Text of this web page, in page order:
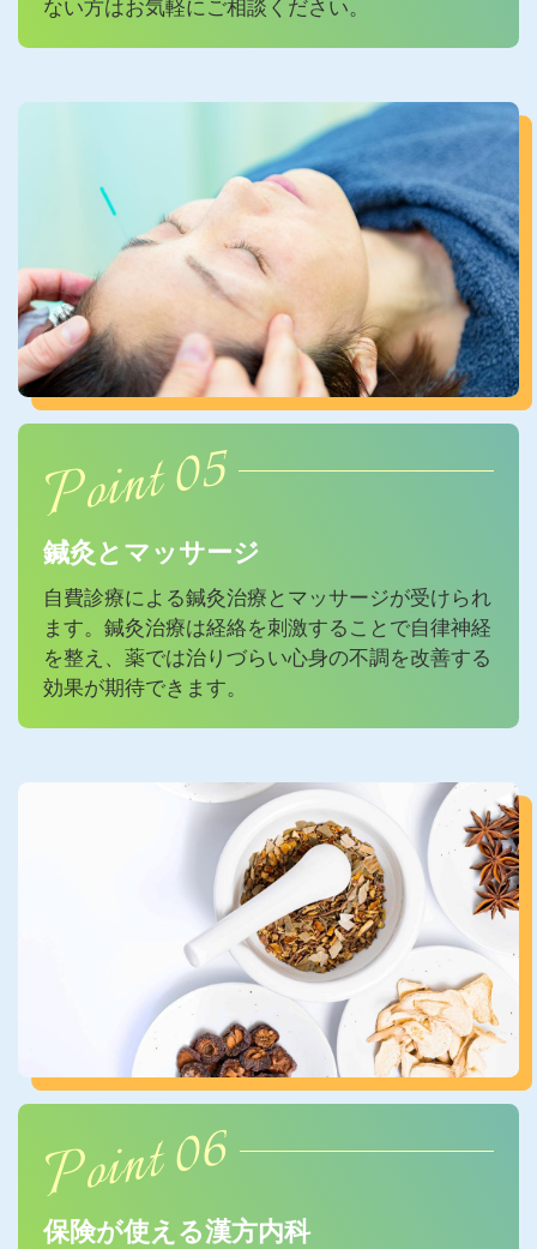
ない方はお気軽にご相談ください。
Point 05
鍼灸とマッサージ
自費診療による鍼灸治療とマッサージが受けられ
ます。鍼灸治療は経絡を刺激することで自律神経
を整え、薬では治りづらい心身の不調を改善する
効果が期待できます。
Point 06
保険が使える漢方内科